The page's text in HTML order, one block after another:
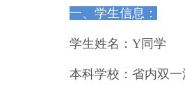
一、学生信息：
学生姓名：Y同学
本科学校：省内双一